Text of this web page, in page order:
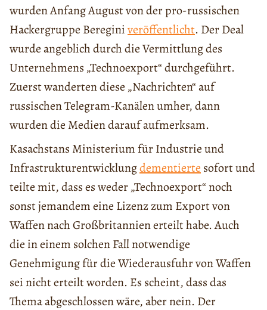
wurden Anfang August von der pro-russischen
Hackergruppe Bereginiveröffentlicht. Der Deal
wurde angeblich durch die Vermittlung des
Unternehmens „Technoexport“ durchgeführt.
Zuerst wanderten diese „Nachrichten“ auf
russischen Telegram-Kanälen umher, dann
wurden die Medien darauf aufmerksam.
Kasachstans Ministerium für Industrie und
Infrastrukturentwicklungdementierte sofort und
teilte mit, dass es weder „Technoexport“ noch
sonst jemandem eine Lizenz zum Export von
Waffen nach Großbritannien erteilt habe. Auch
die in einem solchen Fall notwendige
Genehmigung für die Wiederausfuhr von Waffen
sei nicht erteilt worden. Es scheint, dass das
Thema abgeschlossen wäre, aber nein. Der